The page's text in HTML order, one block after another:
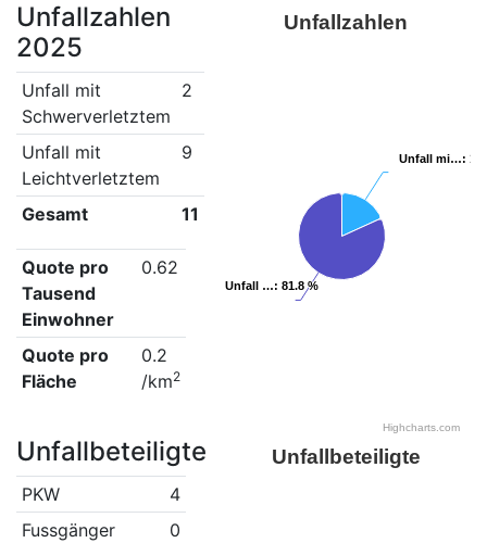
Unfallzahlen
2025
Unfall mit
Schwerverletztem
2
Unfall mit
Leichtverletztem
9
Gesamt 11
Quote pro
Tausend
Einwohner
0.62
Quote pro
Fläche
0.2
/km2
Unfallzahlen
Unfall mi…:
Unfall mi…:
Unfall …: 81.8 %
Unfall …: 81.8 %
Highcharts.com
Unfallbeteiligte
PKW
4
Fussgänger
0
Unfallbeteiligte